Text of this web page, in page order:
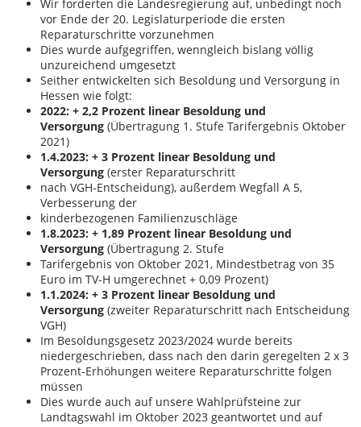
Wir forderten die Landesregierung auf, unbedingt noch
vor Ende der 20. Legislaturperiode die ersten
Reparaturschritte vorzunehmen
Dies wurde aufgegriffen, wenngleich bislang völlig
unzureichend umgesetzt
Seither entwickelten sich Besoldung und Versorgung in
Hessen wie folgt:
2022: + 2,2 Prozent linear Besoldung und
Versorgung (Übertragung 1. Stufe Tarifergebnis Oktober
2021)
1.4.2023: + 3 Prozent linear Besoldung und
Versorgung (erster Reparaturschritt
nach VGH-Entscheidung), außerdem Wegfall A 5,
Verbesserung der
kinderbezogenen Familienzuschläge
1.8.2023: + 1,89 Prozent linear Besoldung und
Versorgung (Übertragung 2. Stufe
Tarifergebnis von Oktober 2021, Mindestbetrag von 35
Euro im TV-H umgerechnet + 0,09 Prozent)
1.1.2024: + 3 Prozent linear Besoldung und
Versorgung (zweiter Reparaturschritt nach Entscheidung
VGH)
Im Besoldungsgesetz 2023/2024 wurde bereits
niedergeschrieben, dass nach den darin geregelten 2 x 3
Prozent-Erhöhungen weitere Reparaturschritte folgen
müssen
Dies wurde auch auf unsere Wahlprüfsteine zur
Landtagswahl im Oktober 2023 geantwortet und auf